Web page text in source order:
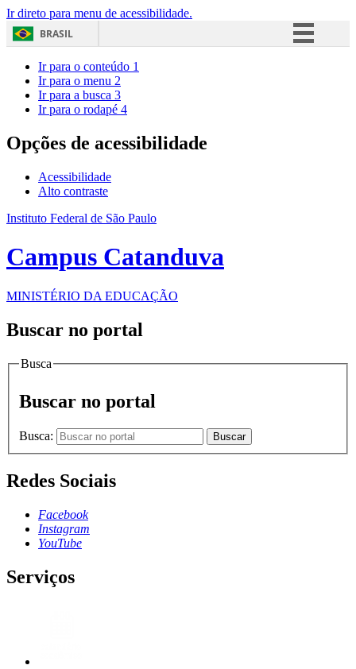
Ir direto para menu de acessibilidade.
BRASIL
Acesso à informação
Ir para o conteúdo 1
Ir para o menu 2
Ir para a busca 3
Ir para o rodapé 4
Opções de acessibilidade
Acessibilidade
Alto contraste
Instituto Federal de São Paulo
Campus Catanduva
MINISTÉRIO DA EDUCAÇÃO
Buscar no portal
Busca
Buscar no portal
Busca: Buscar
Redes Sociais
Facebook
Instagram
YouTube
Serviços